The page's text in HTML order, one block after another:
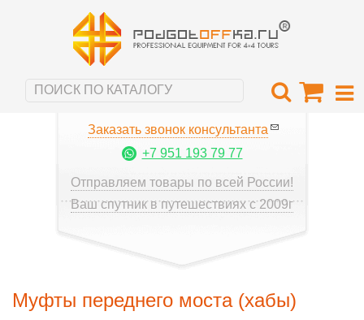
Заказать звонок консультанта
+7 951 193 79 77
Отправляем товары по всей России!
Ваш спутник в путешествиях с 2009г
Муфты переднего моста (хабы)